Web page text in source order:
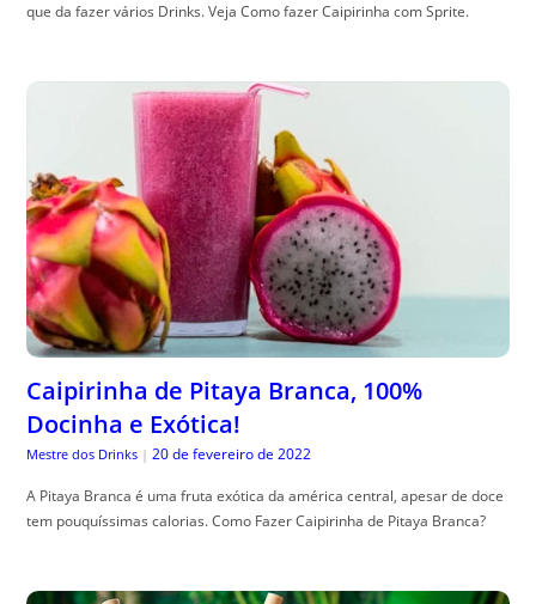
que da fazer vários Drinks. Veja Como fazer Caipirinha com Sprite.
Caipirinha de Pitaya Branca, 100%
Docinha e Exótica!
Mestre dos Drinks | 20 de fevereiro de 2022
A Pitaya Branca é uma fruta exótica da américa central, apesar de doce
tem pouquíssimas calorias. Como Fazer Caipirinha de Pitaya Branca?